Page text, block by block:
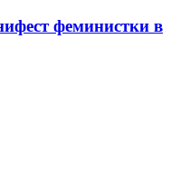
феминистки в